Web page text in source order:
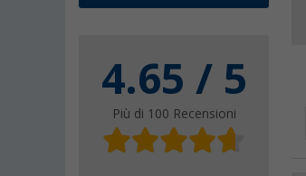
4.65 / 5
Più di 100 Recensioni